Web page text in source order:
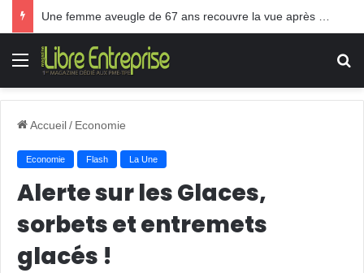
Menu
Accueil/ Economie
Economie Flash La Une
Alerte sur les Glaces,
sorbets et entremets
glacés !